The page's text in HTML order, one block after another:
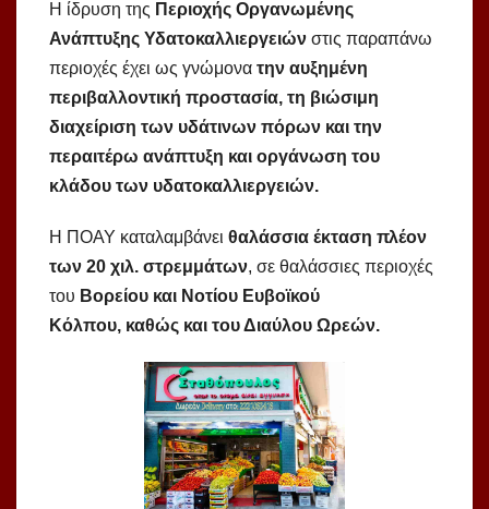
Η ίδρυση της Περιοχής Οργανωμένης
Ανάπτυξης Υδατοκαλλιεργειών στις παραπάνω
περιοχές έχει ως γνώμονα την αυξημένη
περιβαλλοντική προστασία, τη βιώσιμη
διαχείριση των υδάτινων πόρων και την
περαιτέρω ανάπτυξη και οργάνωση του
κλάδου των υδατοκαλλιεργειών.
Η ΠΟΑΥ καταλαμβάνει θαλάσσια έκταση πλέον
των 20 χιλ. στρεμμάτων, σε θαλάσσιες περιοχές
του Βορείου και Νοτίου Ευβοϊκού
Κόλπου, καθώς και του Διαύλου Ωρεών.